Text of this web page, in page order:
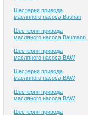
Шестерня привода
масляного насоса Bashan
Шестерня привода
масляного насоса Baumann
Шестерня привода
масляного насоса BAW
Шестерня привода
масляного насоса BAW
Шестерня привода
масляного насоса BAW
Шестерня привода